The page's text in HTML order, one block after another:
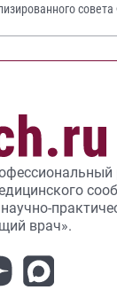
врач».